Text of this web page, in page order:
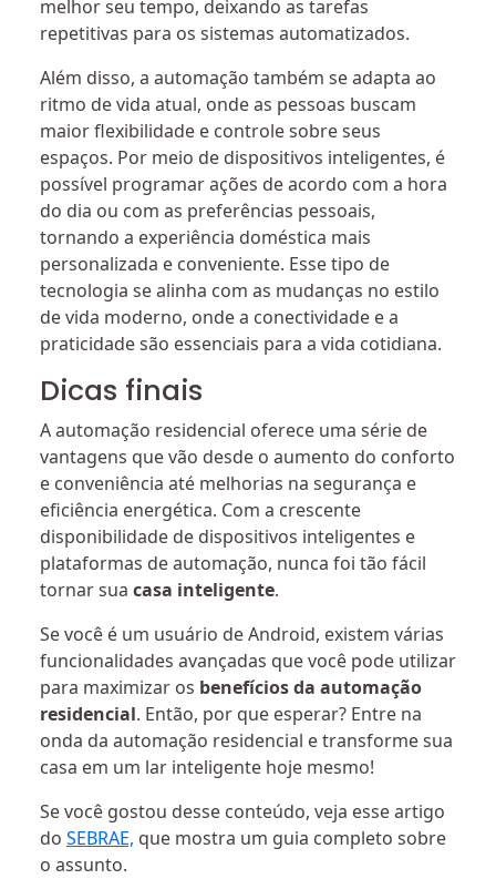
melhor seu tempo, deixando as tarefas
repetitivas para os sistemas automatizados.
Além disso, a automação também se adapta ao
ritmo de vida atual, onde as pessoas buscam
maior flexibilidade e controle sobre seus
espaços. Por meio de dispositivos inteligentes, é
possível programar ações de acordo com a hora
do dia ou com as preferências pessoais,
tornando a experiência doméstica mais
personalizada e conveniente. Esse tipo de
tecnologia se alinha com as mudanças no estilo
de vida moderno, onde a conectividade e a
praticidade são essenciais para a vida cotidiana.
Dicas finais
A automação residencial oferece uma série de
vantagens que vão desde o aumento do conforto
e conveniência até melhorias na segurança e
eficiência energética. Com a crescente
disponibilidade de dispositivos inteligentes e
plataformas de automação, nunca foi tão fácil
tornar sua casa inteligente.
Se você é um usuário de Android, existem várias
funcionalidades avançadas que você pode utilizar
para maximizar os benefícios da automação
residencial. Então, por que esperar? Entre na
onda da automação residencial e transforme sua
casa em um lar inteligente hoje mesmo!
Se você gostou desse conteúdo, veja esse artigo
do SEBRAE, que mostra um guia completo sobre
o assunto.